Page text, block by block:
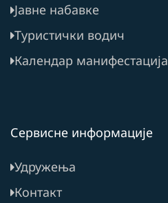
Јавне набавке
Туристички водич
Календар манифестација
Сервисне информације
Удружења
Контакт